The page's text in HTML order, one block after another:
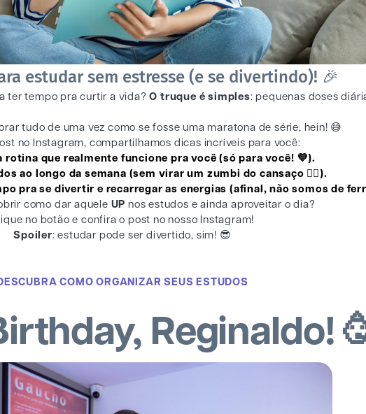
estudar sem estresse (e se divertindo)! 🎉
ter tempo pra curtir a vida?O truque é simples: pequenas doses
tudo de uma vez como se fosse uma maratona de série, hein! 😅
no Instagram, compartilhamos dicas incríveis para você:
rotina que realmente funcione pra você (só para você! 💜).
ao longo da semana (sem virar um zumbi do cansaço 🧟‍♂️).
pra se divertir e recarregar as energias (afinal, não somos de
como dar aquele UP nos estudos e ainda aproveitar o dia?
no botão e confira o post no nosso Instagram!
Spoiler: estudar pode ser divertido, sim! 😎
COMO ORGANIZAR SEUS ESTUDOS
Reginaldo!